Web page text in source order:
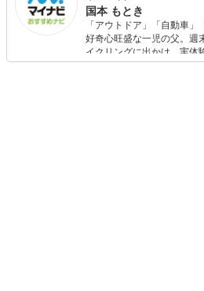
す。
国本 もとき
「アウトドア」「自動車」
好奇心旺盛な一児の父。週
イクリングに出かけ、実体
ます。読者の「知りたい」